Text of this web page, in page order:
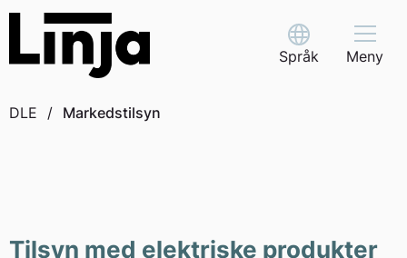
content
Språk
Select Language
Meny
DLE / Markedstilsyn
Tilsyn med elektriske produkter